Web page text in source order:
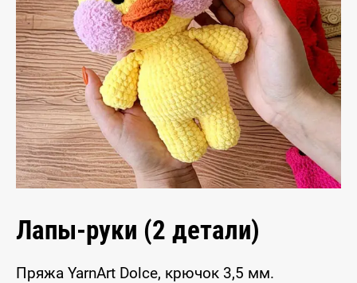
Лапы-руки (2 детали)
Пряжа YarnArt Dolce, крючок 3,5 мм.